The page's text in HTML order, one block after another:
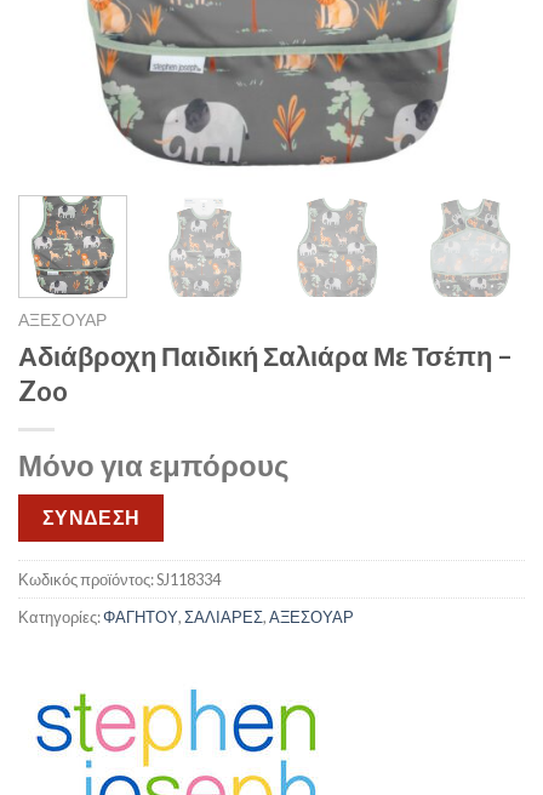
ΑΞΕΣΟΥΑΡ
Αδιάβροχη Παιδική Σαλιάρα Με Τσέπη –
Zoo
Μόνο για εμπόρους
ΣΥΝΔΕΣΗ
Κωδικός προϊόντος:SJ118334
Κατηγορίες:ΦΑΓΗΤΟΥ,ΣΑΛΙΑΡΕΣ,ΑΞΕΣΟΥΑΡ